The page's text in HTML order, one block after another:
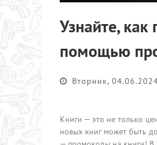
Узнайте,
помощью
Вторник,
Книги — это не только
новых книг может быть